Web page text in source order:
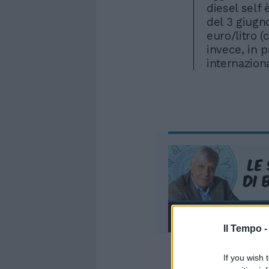
Il Tempo -
If you wish
diesel self
del 3
euro/litro
invece, in